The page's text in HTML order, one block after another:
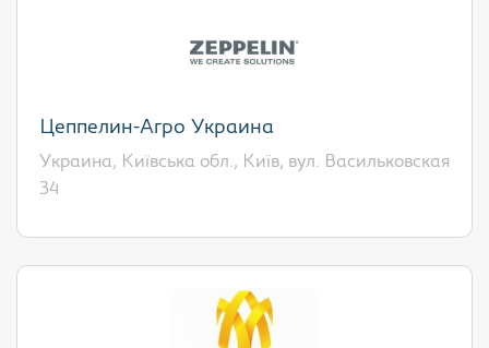
Цеппелин-Агро Украина
Украина, Київська обл., Київ, вул. Васильковская
34